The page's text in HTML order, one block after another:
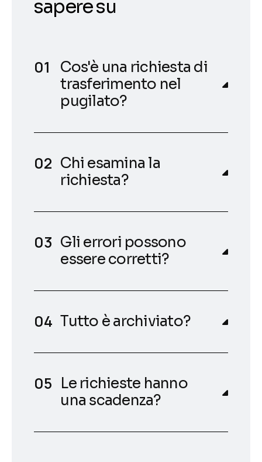
sapere su
Cos'è una richiesta di
trasferimento nel
pugilato?
Chi esamina la
richiesta?
Gli errori possono
essere corretti?
Tutto è archiviato?
Le richieste hanno
una scadenza?